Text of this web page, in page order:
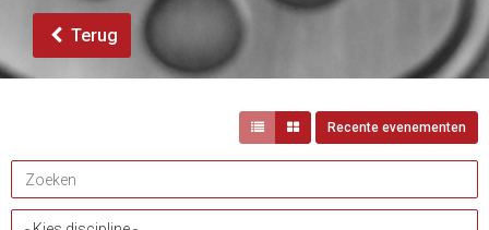
Terug
Recente evenementen